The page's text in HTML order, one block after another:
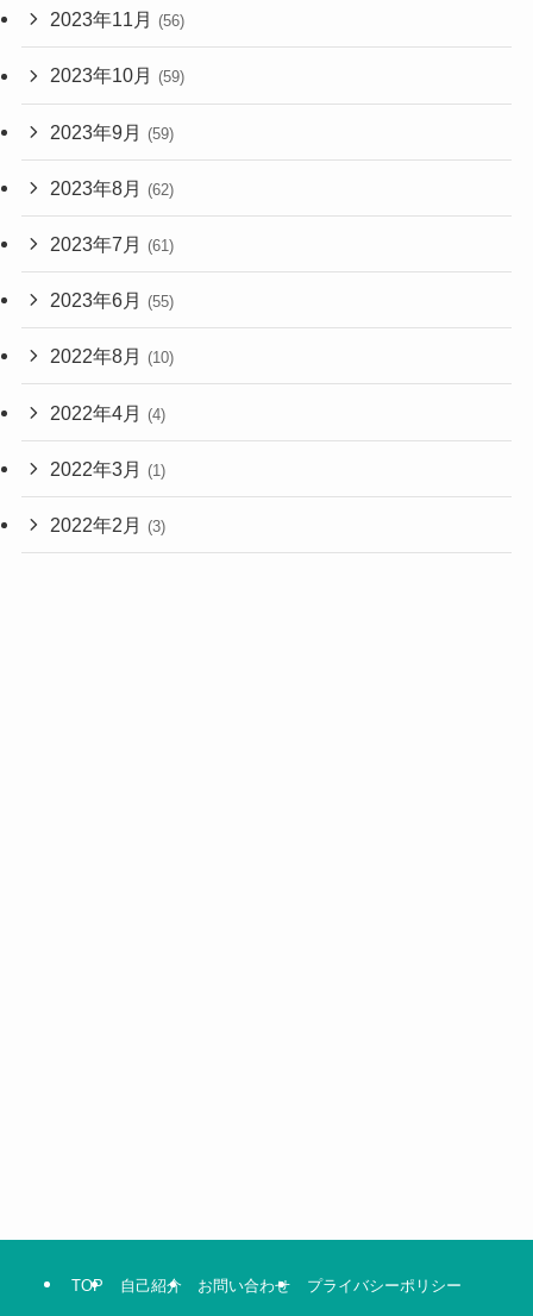
2023年11月 (56)
2023年10月 (59)
2023年9月 (59)
2023年8月 (62)
2023年7月 (61)
2023年6月 (55)
2022年8月 (10)
2022年4月 (4)
2022年3月 (1)
2022年2月 (3)
TOP 自己紹介 お問い合わせ プライバシーポリシー